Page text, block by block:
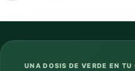
UNA DOSIS DE VERDE EN TU